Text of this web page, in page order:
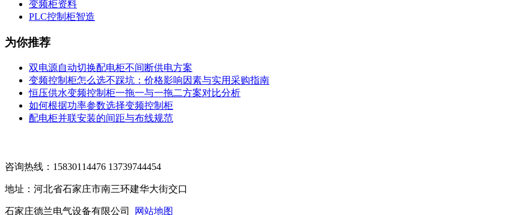
变频柜资料
PLC控制柜智造
为你推荐
双电源自动切换配电柜不间断供电方案
变频控制柜怎么选不踩坑：价格影响因素与实用采购指南
恒压供水变频控制柜一拖一与一拖二方案对比分析
如何根据功率参数选择变频控制柜
配电柜并联安装的间距与布线规范
咨询热线：15830114476 13739744454
地址：河北省石家庄市南三环建华大街交口
石家庄德兰电气设备有限公司 网站地图